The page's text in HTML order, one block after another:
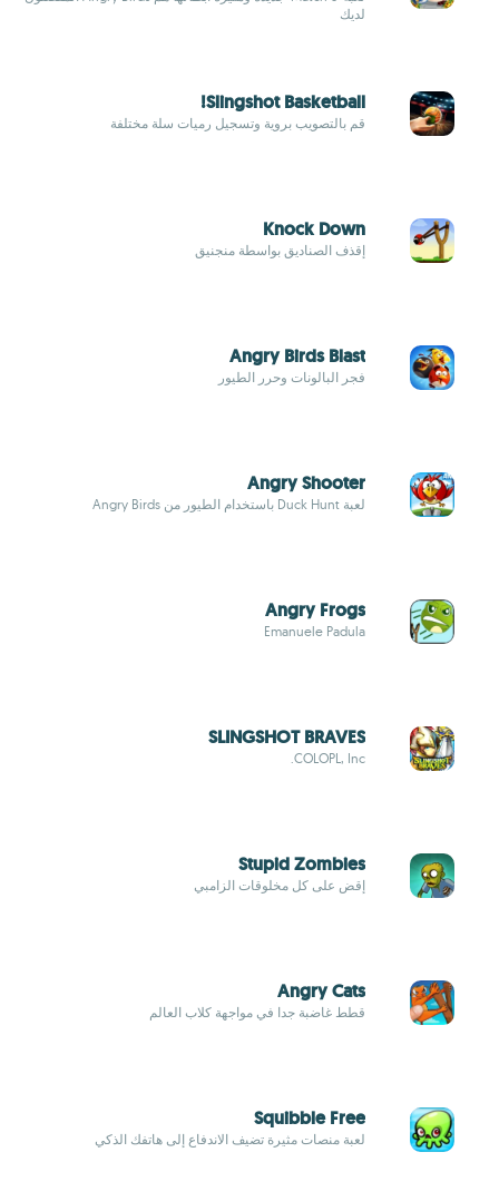
لديك
Slingshot Basketball!
قم بالتصويب بروية وتسجيل رميات سلة مختلفة
Knock Down
إقذف الصناديق بواسطة منجنيق
Angry Birds Blast
فجر البالونات وحرر الطيور
Angry Shooter
لعبة Duck Hunt باستخدام الطيور من Angry Birds
Angry Frogs
Emanuele Padula
SLINGSHOT BRAVES
COLOPL, Inc.
Stupid Zombies
إقض على كل مخلوقات الزامبي
Angry Cats
قطط غاضبة جدا في مواجهة كلاب العالم
Squibble Free
لعبة منصات مثيرة تضيف الاندفاع إلى هاتفك الذكي